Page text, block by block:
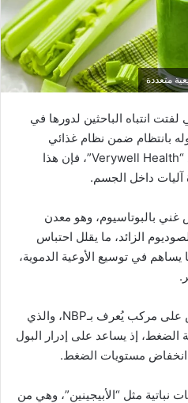
متعددة
لفتت انتباه الباحثين لدورها في
بانتظام ضمن نظام غذائي
متوازن. وبحسب تقرير في موقع “Verywell Health”، فإن هذا
آليات داخل الجسم.
بالبوتاسيوم، وهو معدن
الزائد، ما يقلل احتباس
في توسيع الأوعية الدموية،
وإلى جانب ذلك، يحتوي الكرفس على مركب يُعرف بـNBP، والذي
الضغط، إذ يساعد على إدرار البول
انخفاض مستويات الضغط.
مثل “الأبيجينين”، وهي من